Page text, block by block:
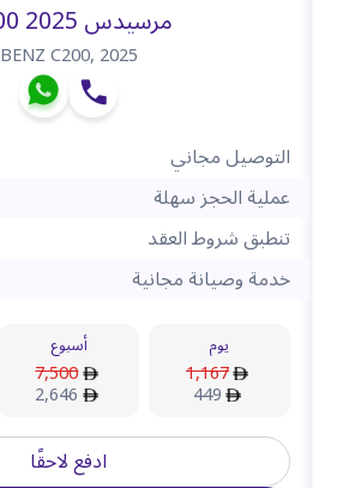
مرسيدس C200 2025
BENZ C200,2025
التوصيل مجاني
عملية الحجز سهلة
تنطبق شروط العقد
خدمة وصيانة مجانية
يوم
1,167
449
أسبوع
7,500
2,646
ادفع لاحقًا